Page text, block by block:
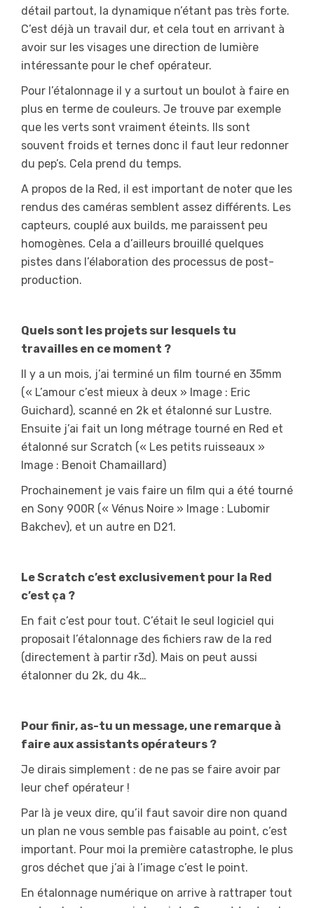
détail partout, la dynamique n’étant pas très forte.
C’est déjà un travail dur, et cela tout en arrivant à
avoir sur les visages une direction de lumière
intéressante pour le chef opérateur.
Pour l’étalonnage il y a surtout un boulot à faire en
plus en terme de couleurs. Je trouve par exemple
que les verts sont vraiment éteints. Ils sont
souvent froids et ternes donc il faut leur redonner
du pep’s. Cela prend du temps.
A propos de la Red, il est important de noter que les
rendus des caméras semblent assez différents. Les
capteurs, couplé aux builds, me paraissent peu
homogènes. Cela a d’ailleurs brouillé quelques
pistes dans l’élaboration des processus de post-
production.
Quels sont les projets sur lesquels tu
travailles en ce moment ?
Il y a un mois, j’ai terminé un film tourné en 35mm
(« L’amour c’est mieux à deux » Image : Eric
Guichard), scanné en 2k et étalonné sur Lustre.
Ensuite j’ai fait un long métrage tourné en Red et
étalonné sur Scratch (« Les petits ruisseaux »
Image : Benoit Chamaillard)
Prochainement je vais faire un film qui a été tourné
en Sony 900R (« Vénus Noire » Image : Lubomir
Bakchev), et un autre en D21.
Le Scratch c’est exclusivement pour la Red
c’est ça ?
En fait c’est pour tout. C’était le seul logiciel qui
proposait l’étalonnage des fichiers raw de la red
(directement à partir r3d). Mais on peut aussi
étalonner du 2k, du 4k…
Pour finir, as-tu un message, une remarque à
faire aux assistants opérateurs ?
Je dirais simplement : de ne pas se faire avoir par
leur chef opérateur !
Par là je veux dire, qu’il faut savoir dire non quand
un plan ne vous semble pas faisable au point, c’est
important. Pour moi la première catastrophe, le plus
gros déchet que j’ai à l’image c’est le point.
En étalonnage numérique on arrive à rattraper tout